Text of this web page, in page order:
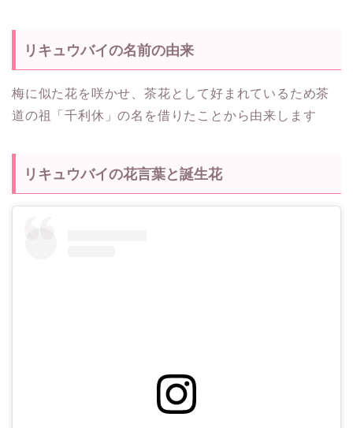
リキュウバイの名前の由来
梅に似た花を咲かせ、茶花として好まれているため茶
道の祖「千利休」の名を借りたことから由来します
リキュウバイの花言葉と誕生花